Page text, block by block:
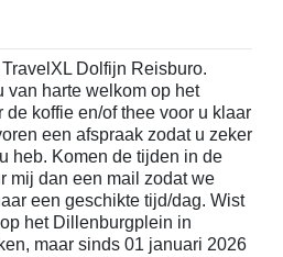
Dolfijn Reisburo.
van harte welkom op het
koffie en/of thee voor u klaar
een afspraak zodat u zeker
heb. Komen de tijden in de
mij dan een mail zodat we
een geschikte tijd/dag. Wist
het Dillenburgplein in
maar sinds 01 januari 2026